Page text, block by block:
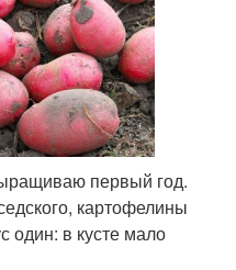
первый год.
картофелины
один: в кусте мало